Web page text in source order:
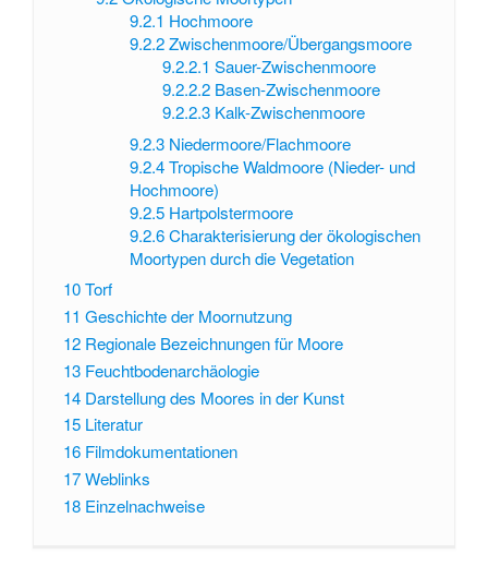
9.2.1 Hochmoore
9.2.2 Zwischenmoore/Übergangsmoore
9.2.2.1 Sauer-Zwischenmoore
9.2.2.2 Basen-Zwischenmoore
9.2.2.3 Kalk-Zwischenmoore
9.2.3 Niedermoore/Flachmoore
9.2.4 Tropische Waldmoore (Nieder- und
Hochmoore)
9.2.5 Hartpolstermoore
9.2.6 Charakterisierung der ökologischen
Moortypen durch die Vegetation
10Torf
11 Geschichte der Moornutzung
12 Regionale Bezeichnungen für Moore
13 Feuchtbodenarchäologie
14 Darstellung des Moores in der Kunst
15 Literatur
16 Filmdokumentationen
17Weblinks
18 Einzelnachweise